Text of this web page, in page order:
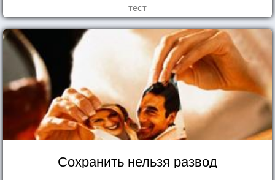
тест
Сохранить нельзя развод